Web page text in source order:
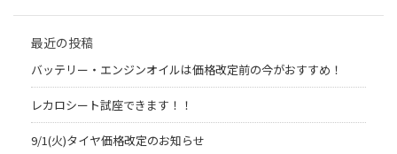
最近の投稿
バッテリー・エンジンオイルは価格改定前の今がおすすめ！
レカロシート試座できます！！
9/1(火)タイヤ価格改定のお知らせ